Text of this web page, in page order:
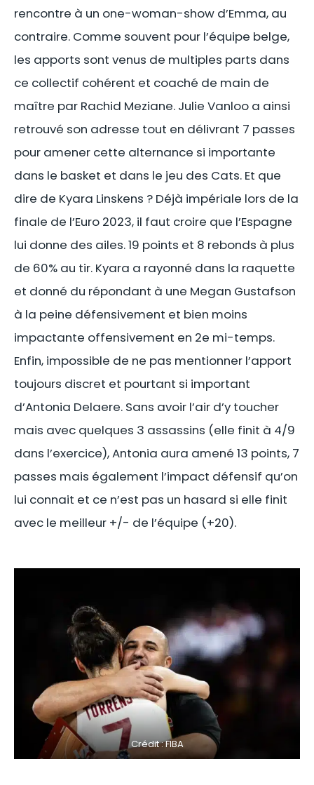
rencontre à un one-woman-show d’Emma, au
contraire. Comme souvent pour l’équipe belge,
les apports sont venus de multiples parts dans
ce collectif cohérent et coaché de main de
maître par Rachid Meziane. Julie Vanloo a ainsi
retrouvé son adresse tout en délivrant 7 passes
pour amener cette alternance si importante
dans le basket et dans le jeu des Cats. Et que
dire de Kyara Linskens ? Déjà impériale lors de la
finale de l’Euro 2023, il faut croire que l’Espagne
lui donne des ailes. 19 points et 8 rebonds à plus
de 60% au tir. Kyara a rayonné dans la raquette
et donné du répondant à une Megan Gustafson
à la peine défensivement et bien moins
impactante offensivement en 2e mi-temps.
Enfin, impossible de ne pas mentionner l’apport
toujours discret et pourtant si important
d’Antonia Delaere. Sans avoir l’air d’y toucher
mais avec quelques 3 assassins (elle finit à 4/9
dans l’exercice), Antonia aura amené 13 points, 7
passes mais également l’impact défensif qu’on
lui connait et ce n’est pas un hasard si elle finit
avec le meilleur +/- de l’équipe (+20).
Crédit : FIBA